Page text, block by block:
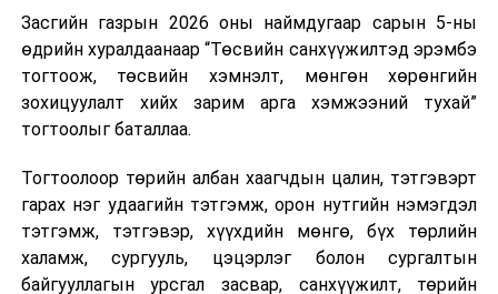
Шинэ хууль Францын зах зээлд үйлчилдэг гадаадын
дуудлагын төвүүдэд нөлөөлөхөөр байна. Тухайлбал,
Мароккогийн дуудлагын төвүүдийн орлогын 80 гаруй
хувь Францын зах зээлээс бүрддэг бөгөөд тус улсын
40–50 мянган ажлын байр эрсдэлд орж болзошгүйг
Засгийн газрын 2026 оны наймдугаар сарын 5-ны
өдрийн хуралдаанаар “Төсвийн санхүүжилтэд эрэмбэ
тогтоож, төсвийн хэмнэлт, мөнгөн хөрөнгийн
зохицуулалт хийх зарим арга хэмжээний тухай”
тогтоолыг баталлаа.
Тогтоолоор төрийн албан хаагчдын цалин, тэтгэвэрт
гарах нэг удаагийн тэтгэмж, орон нутгийн нэмэгдэл
тэтгэмж, тэтгэвэр, хүүхдийн мөнгө, бүх төрлийн
халамж, сургууль, цэцэрлэг болон сургалтын
байгууллагын урсгал засвар, санхүүжилт, төрийн